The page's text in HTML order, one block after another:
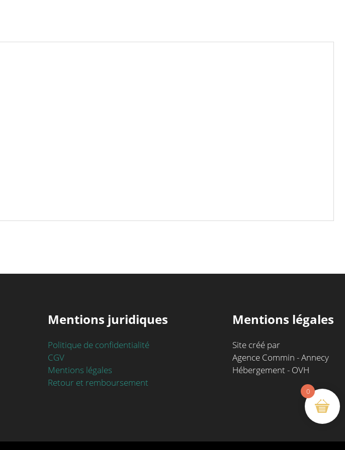
Mentions juridiques
Politique de confidentialité
CGV
Mentions légales
Retour et remboursement
Mentions légales
Site créé par
Agence Commin - Annecy
Hébergement - OVH
0